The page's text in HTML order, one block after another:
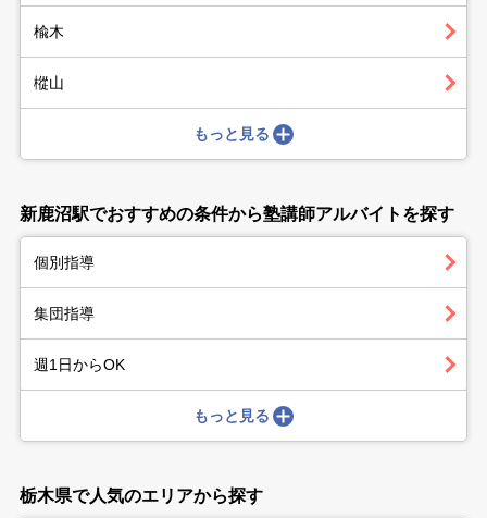
楡木
樅山
もっと見る
新鹿沼駅でおすすめの条件から塾講師アルバイトを探す
個別指導
集団指導
週1日からOK
もっと見る
栃木県で人気のエリアから探す